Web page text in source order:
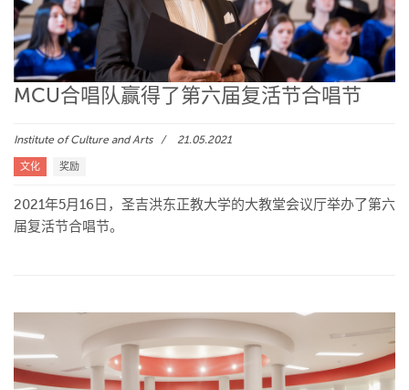
MCU合唱队赢得了第六届复活节合唱节
Institute of Culture and Arts 21.05.2021
文化 奖励
2021年5月16日，圣吉洪东正教大学的大教堂会议厅举办了第六
届复活节合唱节。